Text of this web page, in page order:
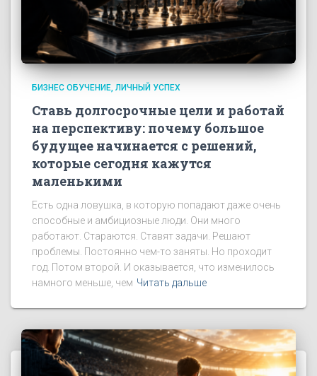
БИЗНЕС ОБУЧЕНИЕ ЛИЧНЫЙ УСПЕХ
Ставь долгосрочные цели и работай
на перспективу: почему большое
будущее начинается с решений,
которые сегодня кажутся
маленькими
Есть одна ловушка, в которую попадают даже очень
способные и амбициозные люди. Они много
работают. Стараются. Ставят задачи. Решают
проблемы. Постоянно чем-то заняты. Но проходит
год. Потом второй. И оказывается, что изменилось
намного меньше, чем Читать дальше